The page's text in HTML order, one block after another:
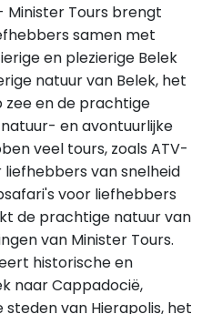
Tours brengt
samen met
en plezierige Belek
natuur van Belek, het
en de prachtige
en avontuurlijke
veel tours, zoals ATV-
van snelheid
voor liefhebbers
de prachtige natuur van
van Minister Tours.
historische en
naar Cappadocië,
steden van Hierapolis, het